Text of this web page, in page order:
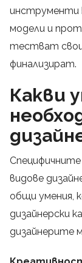
инструменти
модели и
тестват
финализират.
Какви
Специфичните
видове
общи умения,
дизайнерски
дизайнерите